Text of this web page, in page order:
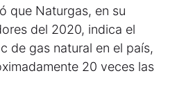
que Naturgas, en su
del 2020, indica el
de gas natural en el país,
20 veces las